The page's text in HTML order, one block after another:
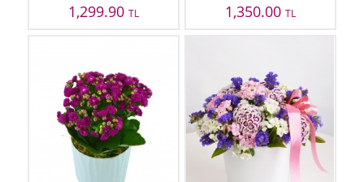
1,299.90TL 1,350.00 TL